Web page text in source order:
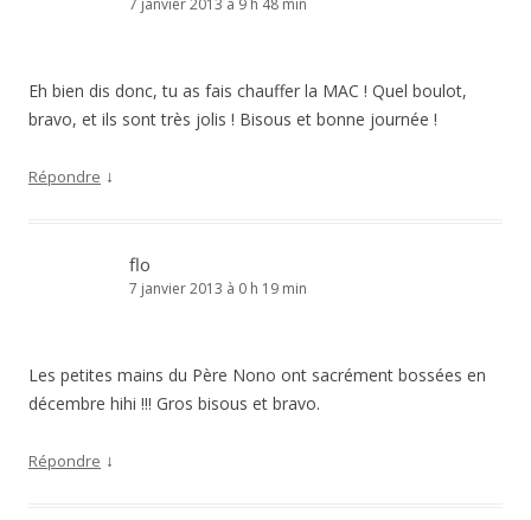
7 janvier 2013 à 9 h 48 min
Eh bien dis donc, tu as fais chauffer la MAC ! Quel boulot,
bravo, et ils sont très jolis ! Bisous et bonne journée !
Répondre ↓
flo
7 janvier 2013 à 0 h 19 min
Les petites mains du Père Nono ont sacrément bossées en
décembre hihi !!! Gros bisous et bravo.
Répondre ↓